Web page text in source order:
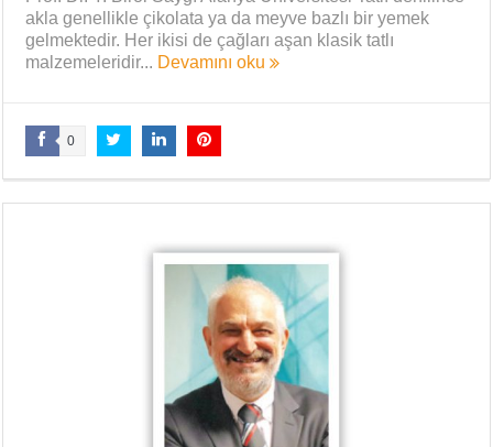
akla genellikle çikolata ya da meyve bazlı bir yemek
gelmektedir. Her ikisi de çağları aşan klasik tatlı
malzemeleridir... Devamını oku
0